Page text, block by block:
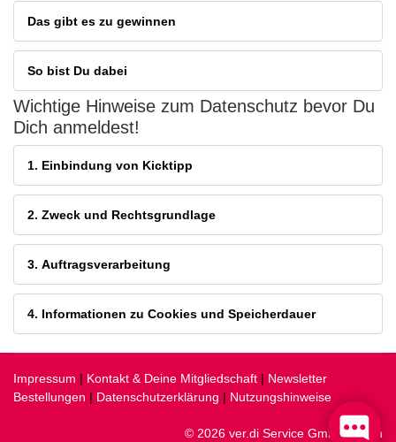
Das gibt es zu gewinnen
So bist Du dabei
Wichtige Hinweise zum Datenschutz bevor Du
Dich anmeldest!
1. Einbindung von Kicktipp
2. Zweck und Rechtsgrundlage
3. Auftragsverarbeitung
4. Informationen zu Cookies und Speicherdauer
Impressum | Kontakt & Deine Mitgliedschaft | Newsletter
Bestellungen | Datenschutzerklärung | Nutzungshinweise
© 2026 ver.di Service GmbH, Berlin